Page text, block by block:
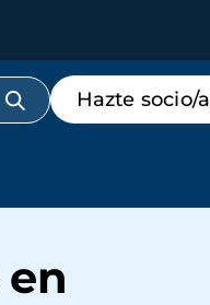
Menú
de
destacados
Hazte socio/a